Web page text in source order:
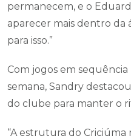
permanecem, e o
aparecer mais dentro da
para isso.”
Com jogos em
semana, Sandry
do clube para manter o
“A estrutura do Criciúma